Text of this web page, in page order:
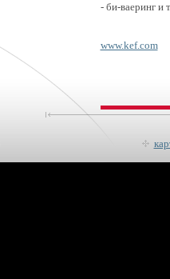
- би-ваеринг и
www.kef.com